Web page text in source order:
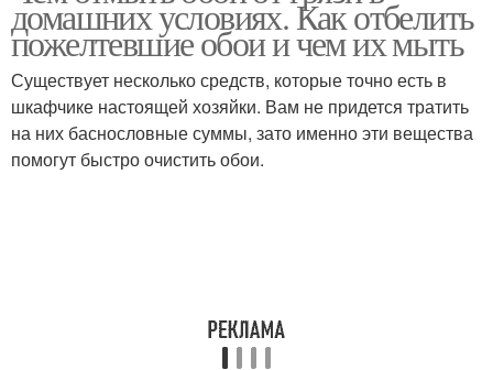
домашних условиях. Как отбелить
пожелтевшие обои и чем их мыть
Существует несколько средств, которые точно есть в
шкафчике настоящей хозяйки. Вам не придется тратить
на них баснословные суммы, зато именно эти вещества
помогут быстро очистить обои.